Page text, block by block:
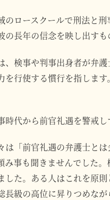
のロースクールで刑法と
の長年の信念を映し出すも
、検事や判事出身者が弁
を行使する慣行を指しま
時代から前官礼遇を警戒し
は「前官礼遇の弁護士と
み事も聞きませんでした
した。ある人はこれを原
長級の高位に昇りつめな